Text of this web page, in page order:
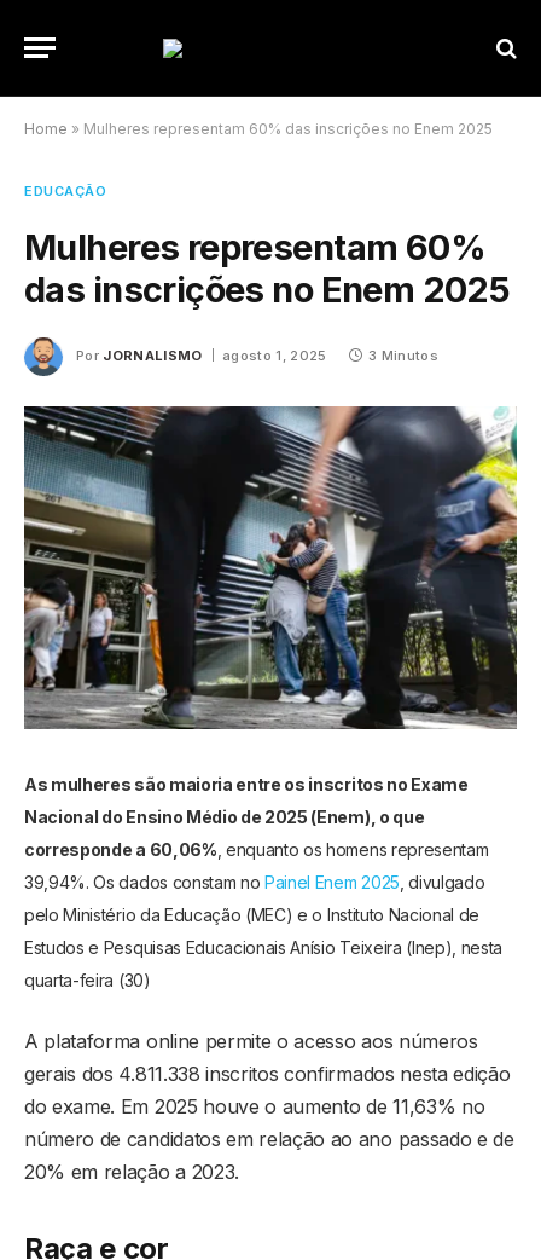
Home » Mulheres representam 60% das inscrições no Enem 2025
EDUCAÇÃO
Mulheres representam 60%
das inscrições no Enem 2025
Por JORNALISMO agosto 1, 2025 3 Minutos
As mulheres são maioria entre os inscritos no Exame
Nacional do Ensino Médio de 2025 (Enem), o que
corresponde a 60,06% , enquanto os homens representam
39,94%. Os dados constam noPainel Enem 2025 , divulgado
pelo Ministério da Educação (MEC) e o Instituto Nacional de
Estudos e Pesquisas Educacionais Anísio Teixeira (Inep), nesta
quarta-feira (30)
A plataforma online permite o acesso aos números
gerais dos 4.811.338 inscritos confirmados nesta edição
do exame. Em 2025 houve o aumento de 11,63% no
número de candidatos em relação ao ano passado e de
20% em relação a 2023. ​​
Raça e cor